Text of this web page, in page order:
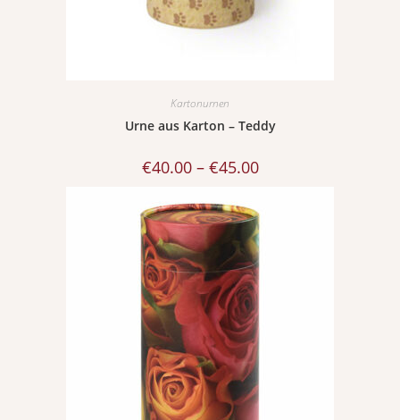
Kartonurnen
Urne aus Karton – Teddy
€40.00 – €45.00